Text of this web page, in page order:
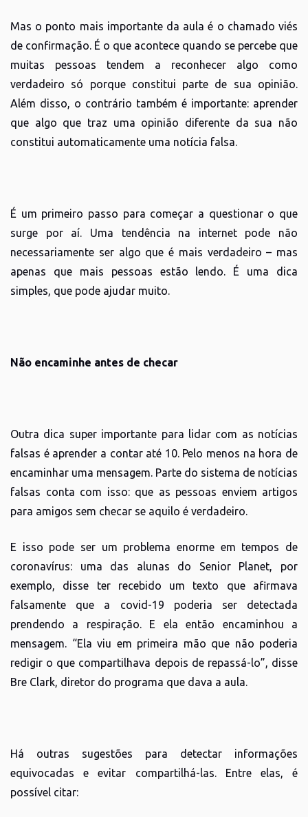
Mas o ponto mais importante da aula é o chamado viés
de confirmação. É o que acontece quando se percebe que
muitas pessoas tendem a reconhecer algo como
verdadeiro só porque constitui parte de sua opinião.
Além disso, o contrário também é importante: aprender
que algo que traz uma opinião diferente da sua não
constitui automaticamente uma notícia falsa.
É um primeiro passo para começar a questionar o que
surge por aí. Uma tendência na internet pode não
necessariamente ser algo que é mais verdadeiro – mas
apenas que mais pessoas estão lendo. É uma dica
simples, que pode ajudar muito.
Não encaminhe antes de checar
Outra dica super importante para lidar com as notícias
falsas é aprender a contar até 10. Pelo menos na hora de
encaminhar uma mensagem. Parte do sistema de notícias
falsas conta com isso: que as pessoas enviem artigos
para amigos sem checar se aquilo é verdadeiro.
E isso pode ser um problema enorme em tempos de
coronavírus: uma das alunas do Senior Planet, por
exemplo, disse ter recebido um texto que afirmava
falsamente que a covid-19 poderia ser detectada
prendendo a respiração. E ela então encaminhou a
mensagem. “Ela viu em primeira mão que não poderia
redigir o que compartilhava depois de repassá-lo”, disse
Bre Clark, diretor do programa que dava a aula.
Há outras sugestões para detectar informações
equivocadas e evitar compartilhá-las. Entre elas, é
possível citar: